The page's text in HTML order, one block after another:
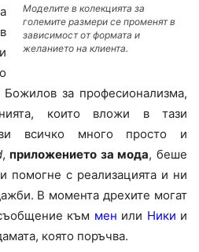
Моделите в колекцията за
големите размери се променят в
зависимост от формата и
желанието на клиента.
за професионализма,
които вложи в тази
всичко много просто и
,приложението за мода, беше
помогне с реализацията и ни
В момента дрехите могат
към мен или Ники и
която поръчва.